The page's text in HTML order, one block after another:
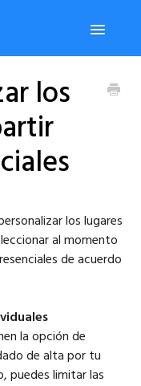
Toggle
los
los lugares
al momento
de acuerdo
la opción de
de alta por tu
puedes limitar las